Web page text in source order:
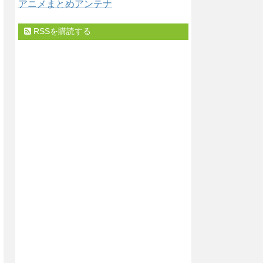
アニメまとめアンテナ
RSSを購読する